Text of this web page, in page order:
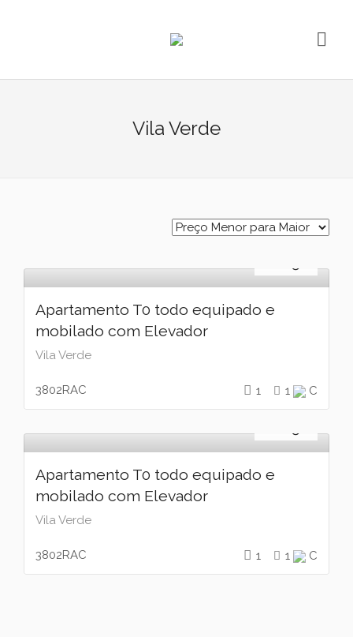
Vila Verde
Arrendamento
Apartamento T0 todo equipado e
mobilado com Elevador
Vila Verde
3802RAC 1 1 C
Arrendamento
Apartamento T0 todo equipado e
mobilado com Elevador
Vila Verde
3802RAC 1 1 C